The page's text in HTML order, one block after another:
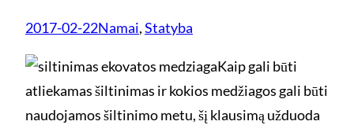
2017-02-22Namai, Statyba
Kaip gali būti
atliekamas šiltinimas ir kokios medžiagos gali būti
naudojamos šiltinimo metu, šį klausimą užduoda